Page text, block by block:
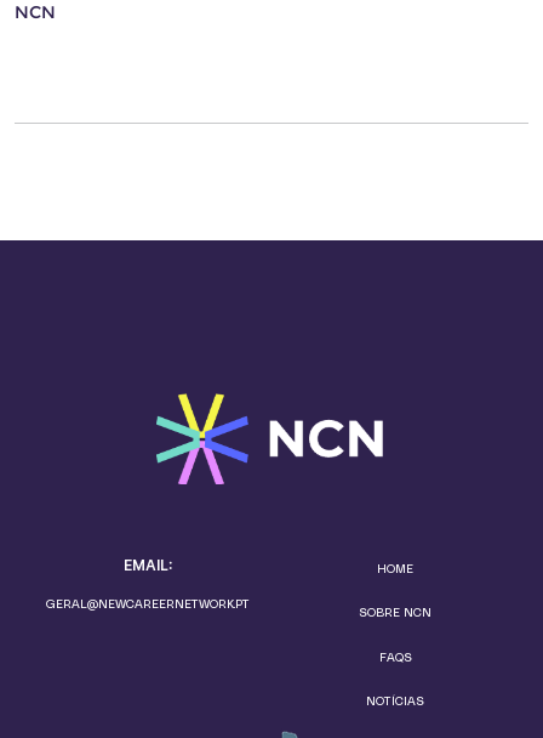
NCN
EMAIL:
GERAL@NEWCAREERNETWORK.PT
HOME
SOBRE NCN
FAQS
NOTÍCIAS